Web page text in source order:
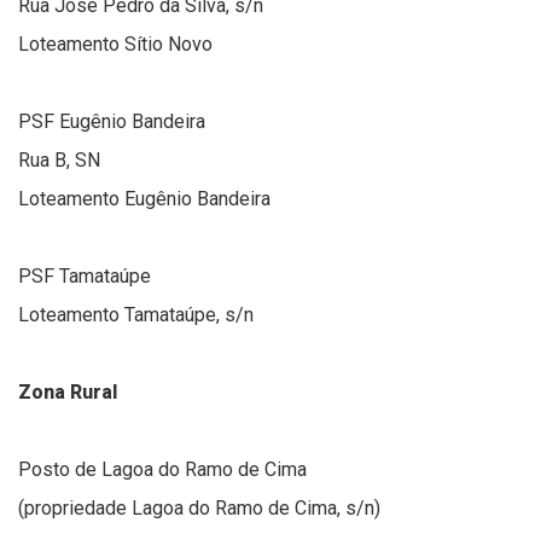
Rua José Pedro da Silva, s/n
Loteamento Sítio Novo
PSF Eugênio Bandeira
Rua B, SN
Loteamento Eugênio Bandeira
PSF Tamataúpe
Loteamento Tamataúpe, s/n
Zona Rural
Posto de Lagoa do Ramo de Cima
(propriedade Lagoa do Ramo de Cima, s/n)